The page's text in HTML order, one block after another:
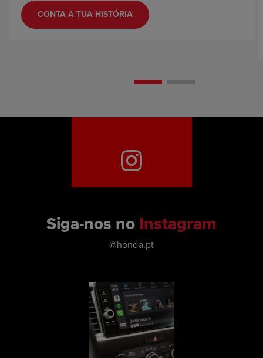
CONTA A TUA HISTÓRIA
Siga-nos no Instagram
@honda.pt